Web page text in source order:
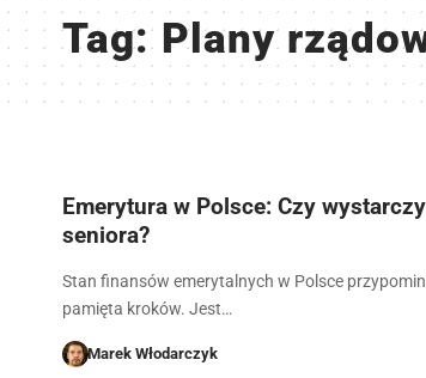
Tag:Plany
Emerytura w Polsce: Czy
seniora?
Stan finansów emerytalnych w Polsce
pamięta kroków. Jest…
Marek Włodarczyk